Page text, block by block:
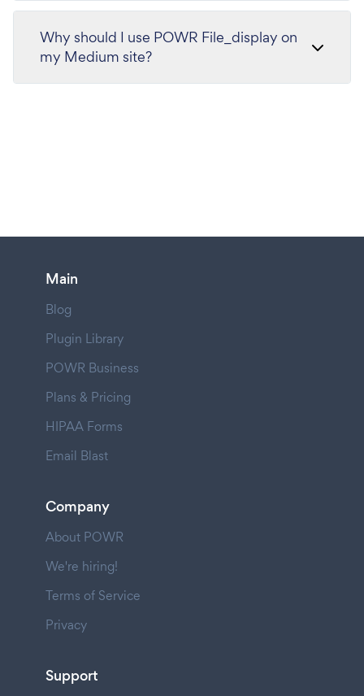
Why should I use POWR File_display on
my Medium site?
Main
Blog
Plugin Library
POWR Business
Plans & Pricing
HIPAA Forms
Email Blast
Company
About POWR
We're hiring!
Terms of Service
Privacy
Support